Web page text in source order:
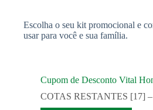
Escolha o seu kit promocional e
usar para você e sua família.
Cupom de Desconto Vital
COTAS RESTANTES [17]